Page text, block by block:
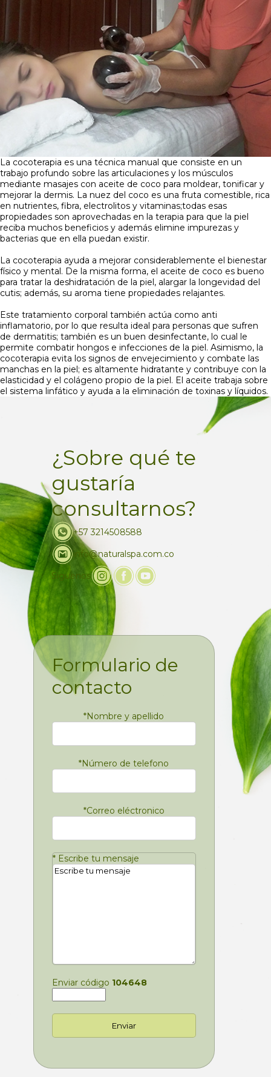
La cocoterapia es una técnica manual que consiste en un
trabajo profundo sobre las articulaciones y los músculos
mediante masajes con aceite de coco para moldear, tonificar y
mejorar la dermis. La nuez del coco es una fruta comestible, rica
en nutrientes, fibra, electrolitos y vitaminas;todas esas
propiedades son aprovechadas en la terapia para que la piel
reciba muchos beneficios y además elimine impurezas y
bacterias que en ella puedan existir.
La cocoterapia ayuda a mejorar considerablemente el bienestar
físico y mental. De la misma forma, el aceite de coco es bueno
para tratar la deshidratación de la piel, alargar la longevidad del
cutis; además, su aroma tiene propiedades relajantes.
Este tratamiento corporal también actúa como anti
inflamatorio, por lo que resulta ideal para personas que sufren
de dermatitis; también es un buen desinfectante, lo cual le
permite combatir hongos e infecciones de la piel. Asimismo, la
cocoterapia evita los signos de envejecimiento y combate las
manchas en la piel; es altamente hidratante y contribuye con la
elasticidad y el colágeno propio de la piel. El aceite trabaja sobre
el sistema linfático y ayuda a la eliminación de toxinas y líquidos.
¿Sobre qué te
gustaría
consultarnos?
+57 3214508588
info@naturalspa.com.co
Siguenos
Formulario de
contacto
*Nombre y apellido
*Número de telefono
*Correo eléctronico
* Escribe tu mensaje
Enviar código 104648